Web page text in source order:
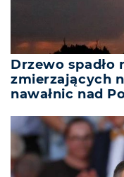
Drzewo spadło
zmierzających
nawałnic nad